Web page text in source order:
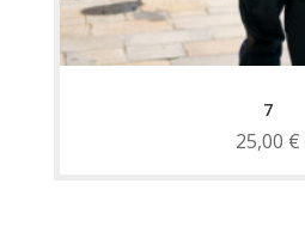
7
25,00 €